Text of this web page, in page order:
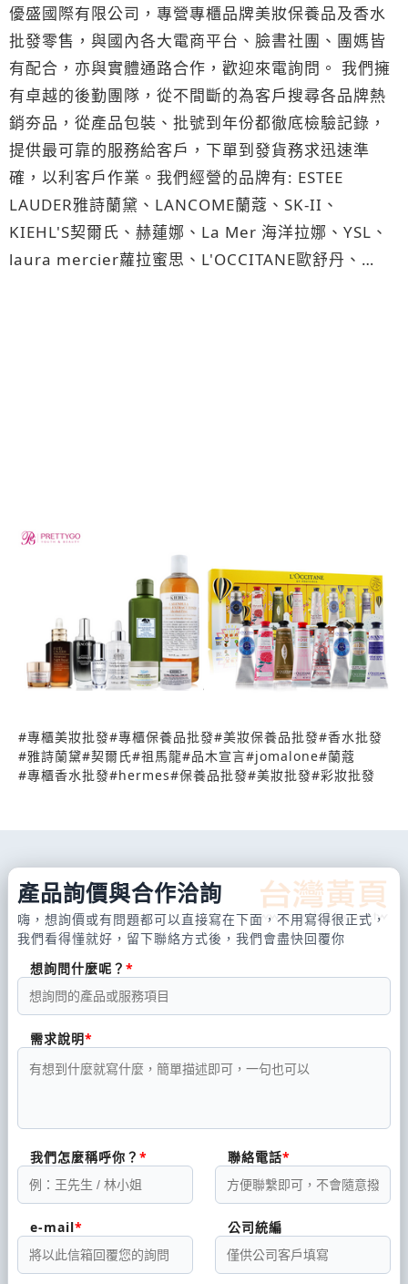
優盛國際有限公司，專營專櫃品牌美妝保養品及香水
批發零售，與國內各大電商平台、臉書社團、團媽皆
有配合，亦與實體通路合作，歡迎來電詢問。 我們擁
有卓越的後勤團隊，從不間斷的為客戶搜尋各品牌熱
銷夯品，從產品包裝、批號到年份都徹底檢驗記錄，
提供最可靠的服務給客戶，下單到發貨務求迅速準
確，以利客戶作業。我們經營的品牌有: ESTEE
LAUDER雅詩蘭黛、LANCOME蘭蔻、SK-II、
KIEHL'S契爾氏、赫蓮娜、La Mer 海洋拉娜、YSL、
laura mercier蘿拉蜜思、L'OCCITANE歐舒丹、
ID:YUTI0001
#專櫃美妝批發#專櫃保養品批發#美妝保養品批發#香水批發
#雅詩蘭黛#契爾氏#祖馬龍#品木宣言#jomalone#蘭蔻
#專櫃香水批發#hermes#保養品批發#美妝批發#彩妝批發
產品詢價與合作洽詢
嗨，想詢價或有問題都可以直接寫在下面，不用寫得很正式，
我們看得懂就好，留下聯絡方式後，我們會盡快回覆你
想詢問什麼呢？
需求說明
我們怎麼稱呼你？ 聯絡電話
e-mail 公司統編